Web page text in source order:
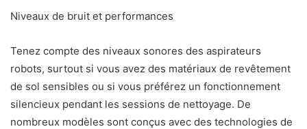
Niveaux de bruit et performances
Tenez compte des niveaux sonores des aspirateurs
robots, surtout si vous avez des matériaux de revêtement
de sol sensibles ou si vous préférez un fonctionnement
silencieux pendant les sessions de nettoyage. De
nombreux modèles sont conçus avec des technologies de